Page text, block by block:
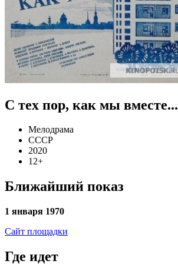
С тех пор, как мы вместе...
Мелодрама
СССР
2020
12+
Ближайший показ
1 января 1970
Сайт площадки
Где идет